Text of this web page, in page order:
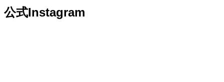
公式Instagram